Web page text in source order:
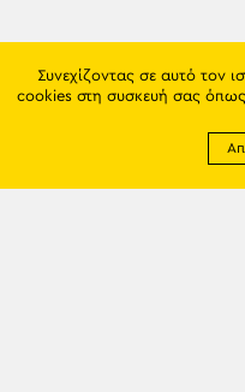
Συνεχίζοντας σε αυτό τον
cookies στη συσκευή σας όπως